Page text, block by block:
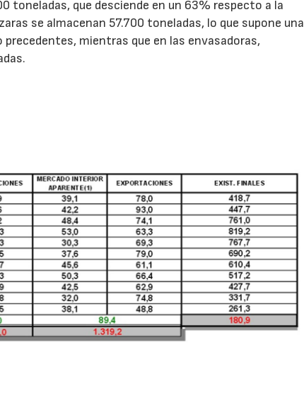
toneladas, que desciende en un 63% respecto a la
se almacenan 57.700 toneladas, lo que supone una
mientras que en las envasadoras,